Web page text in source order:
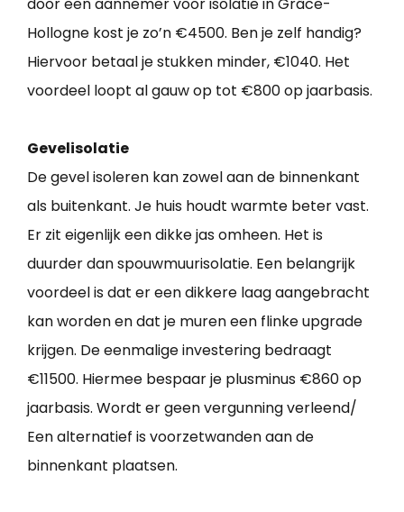
Hollogne kost je zo’n €4500. Ben je zelf handig?
Hiervoor betaal je stukken minder, €1040. Het
voordeel loopt al gauw op tot €800 op jaarbasis.
Gevelisolatie
De gevel isoleren kan zowel aan de binnenkant
als buitenkant. Je huis houdt warmte beter vast.
Er zit eigenlijk een dikke jas omheen. Het is
duurder dan spouwmuurisolatie. Een belangrijk
voordeel is dat er een dikkere laag aangebracht
kan worden en dat je muren een flinke upgrade
krijgen. De eenmalige investering bedraagt
€11500. Hiermee bespaar je plusminus €860 op
jaarbasis. Wordt er geen vergunning verleend/
Een alternatief is voorzetwanden aan de
binnenkant plaatsen.